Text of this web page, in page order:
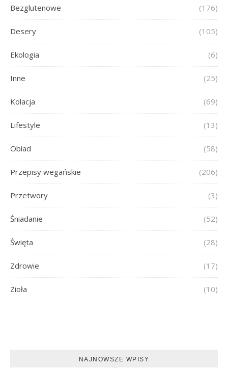
Bezglutenowe (176)
Desery (105)
Ekologia (6)
Inne (25)
Kolacja (69)
Lifestyle (13)
Obiad (58)
Przepisy wegańskie (206)
Przetwory (3)
Śniadanie (52)
Święta (28)
Zdrowie (17)
Zioła (10)
NAJNOWSZE WPISY